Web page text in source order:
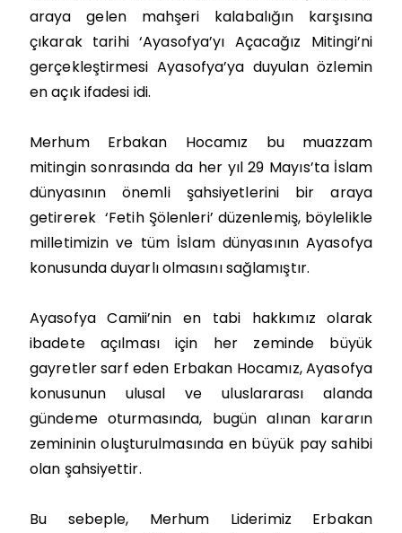
araya gelen mahşeri kalabalığın karşısına
çıkarak tarihi ‘Ayasofya’yı Açacağız Mitingi’ni
gerçekleştirmesi Ayasofya’ya duyulan özlemin
en açık ifadesi idi.
Merhum Erbakan Hocamız bu muazzam
mitingin sonrasında da her yıl 29 Mayıs’ta İslam
dünyasının önemli şahsiyetlerini bir araya
getirerek ‘Fetih Şölenleri’ düzenlemiş, böylelikle
milletimizin ve tüm İslam dünyasının Ayasofya
konusunda duyarlı olmasını sağlamıştır.
Ayasofya Camii’nin en tabi hakkımız olarak
ibadete açılması için her zeminde büyük
gayretler sarf eden Erbakan Hocamız, Ayasofya
konusunun ulusal ve uluslararası alanda
gündeme oturmasında, bugün alınan kararın
zemininin oluşturulmasında en büyük pay sahibi
olan şahsiyettir.
Bu sebeple, Merhum Liderimiz Erbakan